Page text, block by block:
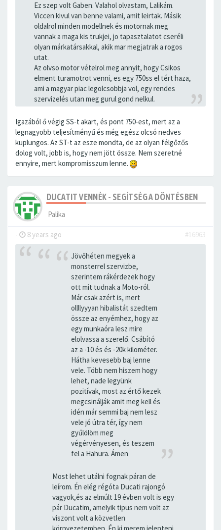
Ez szep volt Gaben. Valahol olvastam, Lalikám.
Viccen kivul van benne valami, amit leirtak. Másik
oldalrol minden modellnek és motornak meg
vannak a maga kis trukjei, jo tapasztalatot cseréli
olyan márkatársakkal, akik mar megjatrak a rogos
utat.
Az olvso motor vételrol meg annyit, hogy Csikos
elment turamotrot venni, es egy 750ss el tért haza,
ami a magyar piac legolcsobbja vol, egy rendes
szervizelés utan meg gurul gond nelkul.
Igazából ő végig SS-t akart, és pont 750-est, mert az a
legnagyobb teljesítményű és még egész olcsó nedves
kuplungos. Az ST-t az esze mondta, de az olyan félgőzős
dolog volt, jobb is, hogy nem jött össze. Nem szeretné
ennyire, mert kompromisszum lenne.
DUCATIT VENNÉK - SEGÍTSÉG A DÖNTÉSBEN
Palika
- 8 years ago #16963
Jövőhéten megyek a
monsterrel szervizbe,
szerintem rákérdezek hogy
ott mit tudnak a Moto-ról.
Már csak azért is, mert
ollllyyyan hibalistát szedtem
össze az enyémhez, hogy az
egy munkaóra lesz mire
elolvassa a szerelő. Csábító
az a -10 és és -20k kilométer.
Hátha kevesebb baj lenne
vele. Több nem hiszem hogy
lehet, nade legyünk
pozitívak, most az értő kezek
megcsinálják amit meg kell és
idén már semmi baj nem lesz
vele jó útra tér, így nem
gyűlölöm meg
végérvényesen, és teszem
fel a Hahura. Ámen
Most lehet utálni fognak páran de
leírom. Én elég régóta Ducati rajongó
vagyok,és az elmúlt 19 évben volt is egy
pár Ducatim, amelyik tipus nem volt az
viszont volt a közvetlen